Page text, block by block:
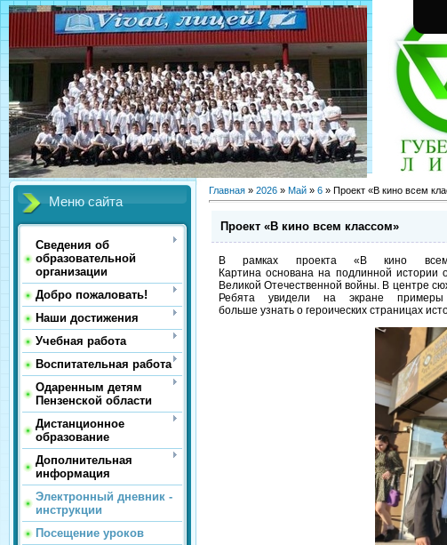
Меню сайта
Сведения об
образовательной
организации
Добро пожаловать!
Наши достижения
Учебная работа
Воспитательная работа
Одаренным детям
Пензенской области
Дистанционное
образование
Дополнительная
информация
Электронный дневник -
инструкции
Посещение уроков
Главная » 2026 » Май » 6 » Проект «В кино всем
Проект «В кино всем классом»
В рамках проекта «В кино всем
Картина основана на подлинной истории
Великой Отечественной войны. В центре
Ребята увидели на экране
больше узнать о героических страницах